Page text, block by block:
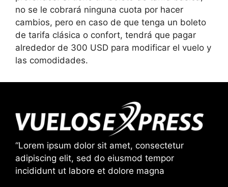
no se le cobrará ninguna cuota por hacer
cambios, pero en caso de que tenga un boleto
de tarifa clásica o confort, tendrá que pagar
alrededor de 300 USD para modificar el vuelo y
las comodidades.
“Lorem ipsum dolor sit amet, consectetur
adipiscing elit, sed do eiusmod tempor
incididunt ut labore et dolore magna